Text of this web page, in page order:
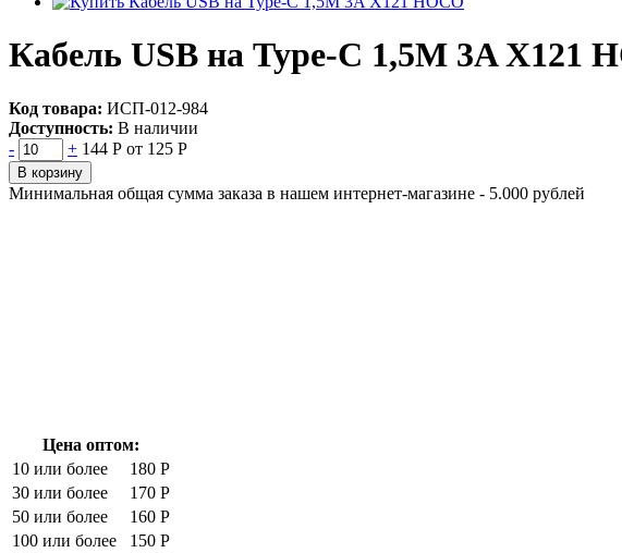
Кабель USB на Type-C 1,5M 3A X121
Код товара: ИСП-012-984
Доступность: В наличии
-
+ 144 Р от 125 Р
В корзину
Минимальная общая сумма заказа в нашем интернет-магазине - 5.000 рублей
Цена оптом:
10 или более
180 Р
30 или более
170 Р
50 или более
160 Р
100 или более
150 Р